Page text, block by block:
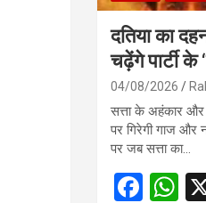
दतिया का
चढ़ेंगे पार्टी
04/08/2026
सत्ता के अहंकार और
पर गिरेगी गाज और
पर जब सत्ता का…
F
W